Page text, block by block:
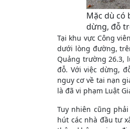
Mặc dù có
dừng, đỗ
Tại khu vực Công
dưới lòng đường,
Quảng trường 26.3,
đỗ. Với việc dừng,
nguy cơ về tai nạn
là đã vi phạm Luật
Tuy nhiên cũng
hút các nhà đầu tư